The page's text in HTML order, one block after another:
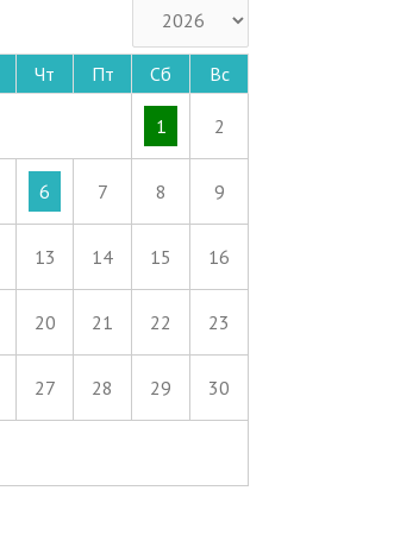
Чт Пт Сб Вс
1 2
6 7 8 9
13 14 15 16
20 21 22 23
27 28 29 30